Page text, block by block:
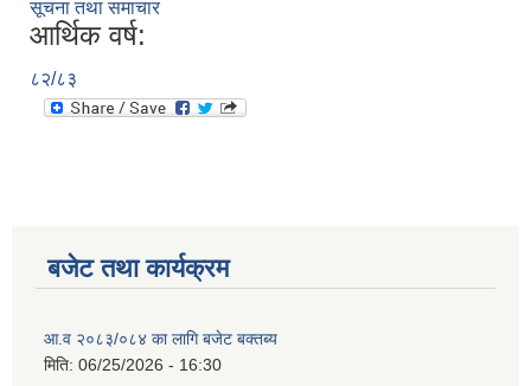
सूचना तथा समाचार
आर्थिक वर्ष:
८२/८३
बजेट तथा कार्यक्रम
आ.व २०८३/०८४ का लागि बजेट बक्तब्य
मिति: 06/25/2026 - 16:30